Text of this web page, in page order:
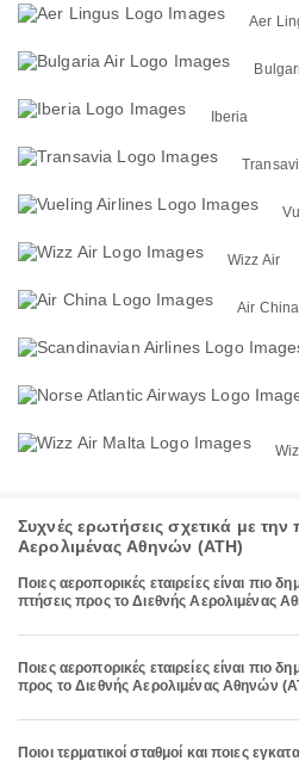
Aer
Iberia
Wizz Air
Air China
Συχνές ερωτήσεις σχετικά με
Αερολιμένας Αθηνών (ATH)
Ποιες αεροπορικές εταιρείες είναι πιο
πτήσεις προς το Διεθνής Αερολιμένας
Ποιες αεροπορικές εταιρείες είναι πιο
προς το Διεθνής Αερολιμένας Αθηνών
Ποιοι τερματικοί σταθμοί και ποιες